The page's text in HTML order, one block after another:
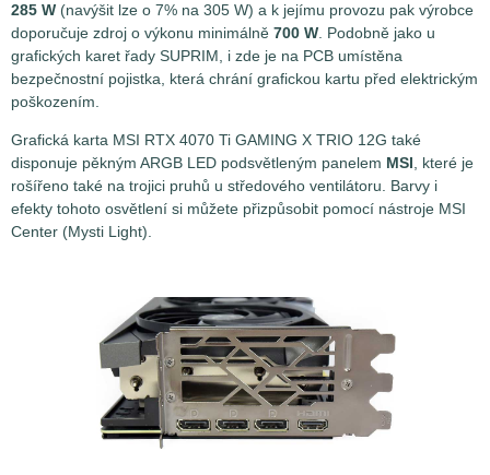
285 W (navýšit lze o 7% na 305 W) a k jejímu provozu pak výrobce
doporučuje zdroj o výkonu minimálně 700 W . Podobně jako u
grafických karet řady SUPRIM, i zde je na PCB umístěna
bezpečnostní pojistka, která chrání grafickou kartu před elektrickým
poškozením.
Grafická karta MSI RTX 4070 Ti GAMING X TRIO 12G také
disponuje pěkným ARGB LED podsvětleným panelem MSI , které je
rošířeno také na trojici pruhů u středového ventilátoru. Barvy i
efekty tohoto osvětlení si můžete přizpůsobit pomocí nástroje MSI
Center (Mysti Light).